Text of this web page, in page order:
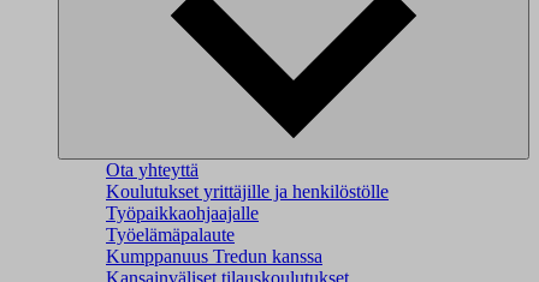
Ota yhteyttä
Koulutukset yrittäjille ja henkilöstölle
Työpaikkaohjaajalle
Työelämäpalaute
Kumppanuus Tredun kanssa
Kansainväliset tilauskoulutukset